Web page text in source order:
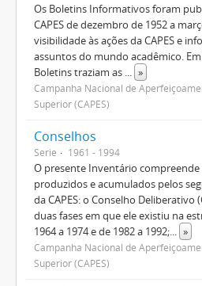
Os Boletins Informativos foram
CAPES de dezembro de 1952 a
visibilidade às ações da CAPES e
assuntos do mundo acadêmico.
Boletins traziam as ... »
Campanha Nacional de
Superior (CAPES)
Conselhos
Serie 1961 - 1994
O presente Inventário
produzidos e acumulados pelos
da CAPES: o Conselho Deliberativo
duas fases em que ele existiu na
1964 a 1974 e de 1982 a 1992;... »
Campanha Nacional de
Superior (CAPES)